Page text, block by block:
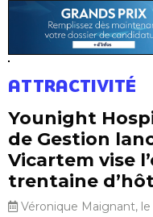
ATTRACTIVITÉ
Younight
de Gestion
Vicartem vise
trentaine
Véronique Maignant, le